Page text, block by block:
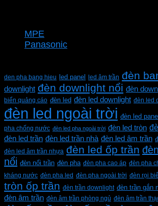
MPE
Panasonic
den pha bang hieu led panel led âm trần đèn
downlight đèn downlight nổi đèn
biển quảng cáo đèn led đèn led downlight đèn led
đèn led ngoài trời đèn led panel
pha chống nước đèn led pha ngoài trời đèn led tròn
đèn led trần đèn led trần nhà đèn led âm trần
đèn led âm trần nhựa đèn led ốp trần
nổi đèn nổi trần đèn pha đèn pha cao áp đèn pha
kháng nước đèn pha led đèn pha ngoài trời đèn rọi
tròn ốp trần đèn trần downlight đèn trần gắn
đèn âm trần đèn âm trần phòng ngủ đèn âm trần